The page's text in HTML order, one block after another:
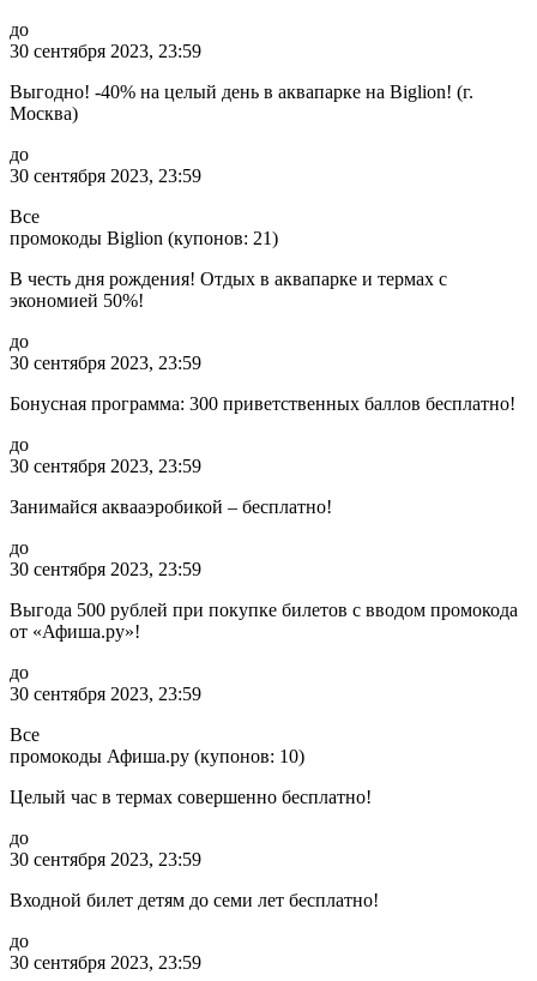
до
30 сентября 2023, 23:59
Выгодно! -40% на целый день в аквапарке на Biglion! (г.
Москва)
до
30 сентября 2023, 23:59
Все
промокоды Biglion (купонов: 21)
В честь дня рождения! Отдых в аквапарке и термах с
экономией 50%!
до
30 сентября 2023, 23:59
Бонусная программа: 300 приветственных баллов бесплатно!
до
30 сентября 2023, 23:59
Занимайся аквааэробикой – бесплатно!
до
30 сентября 2023, 23:59
Выгода 500 рублей при покупке билетов с вводом промокода
от «Афиша.ру»!
до
30 сентября 2023, 23:59
Все
промокоды Афиша.ру (купонов: 10)
Целый час в термах совершенно бесплатно!
до
30 сентября 2023, 23:59
Входной билет детям до семи лет бесплатно!
до
30 сентября 2023, 23:59